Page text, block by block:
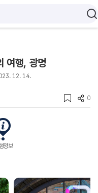
여행, 광명
12. 14.
0
정보